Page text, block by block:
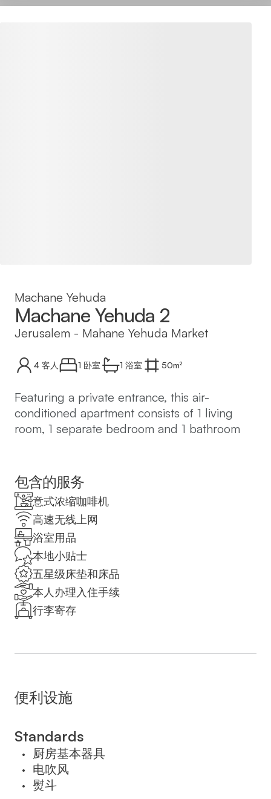
Machane Yehuda
Machane Yehuda 2
Jerusalem - Mahane Yehuda Market
4 客人 1 卧室 1 浴室 50m²
Featuring a private entrance, this air-
conditioned apartment consists of 1 living
room, 1 separate bedroom and 1 bathroom
stovetop, a refrigerator, kitchenware and a
microwave. The apartment features tiled
floors, a seating area with a flat-screen TV
with cable channels, a washing machine,
soundproof walls, as well as a tea and coffee
maker. The unit offers 2 beds.
Please note that the price varies according to
the number of guests, and there is an
additional charge if guests are added to an
enter Israel with a tourist visa are required by
please indicate this when booking.
שימו לב כי המחיר משתנה בהתאם למספר
האורחים, ויש תוספת תשלום אם מוסיפים
אורחים להזמנה קיימת. תיירים שלא נכנסים
לישראל עם ויזת תייר נדרשים על פי חוק לשלם
מע"מ בשיעור של 18%. בשבתות, צ'ק-אאוט
包含的服务
意式浓缩咖啡机
高速无线上网
浴室用品
本地小贴士
五星级床垫和床品
本人办理入住手续
行李寄存
便利设施
Standards
• 厨房基本器具
• 电吹风
• 熨斗